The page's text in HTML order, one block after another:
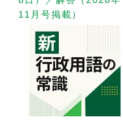
11月号掲載）